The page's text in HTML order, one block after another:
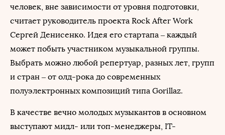
человек, вне зависимости от уровня подготовки,
считает руководитель проекта Rock After Work
Сергей Денисенко. Идея его стартапа – каждый
может побыть участником музыкальной группы.
Выбрать можно любой репертуар, разных лет, групп
и стран – от олд-рока до современных
полуэлектронных композиций типа Gorillaz.
В качестве вечно молодых музыкантов в основном
выступают мидл- или топ-менеджеры, IT-